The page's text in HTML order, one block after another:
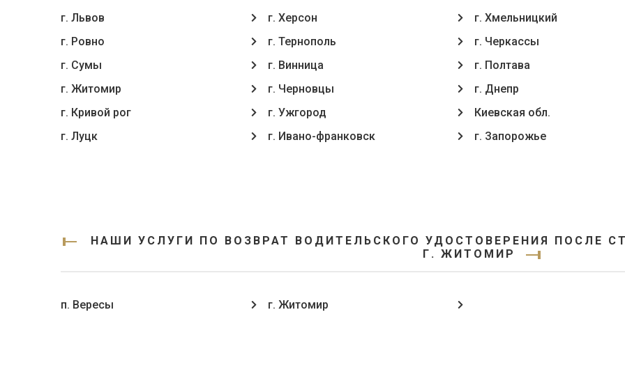
г. Львов
г. Ровно
г. Сумы
г. Житомир
г. Кривой рог
г. Луцк
г. Херсон
г. Тернополь
г. Винница
г. Чернoвцы
г. Ужгород
г. Ивано-франковск
г. Хмельницкий
г. Черкассы
г. Полтава
г. Днепр
Киевская обл.
г. Запорожье
НАШИ УСЛУГИ ПО ВОЗВРАТ ВОДИТЕЛЬСКОГО УДОСТОВЕРЕНИЯ ПОСЛЕ
Г. ЖИТОМИР
п. Вересы г. Житомир